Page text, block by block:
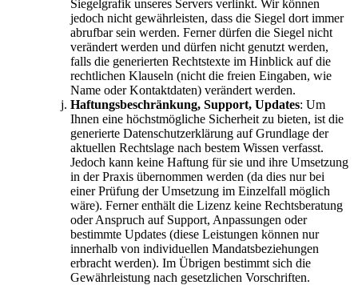
Siegelgrafik unseres Servers verlinkt. Wir können
jedoch nicht gewährleisten, dass die Siegel dort immer
abrufbar sein werden. Ferner dürfen die Siegel nicht
verändert werden und dürfen nicht genutzt werden,
falls die generierten Rechtstexte im Hinblick auf die
rechtlichen Klauseln (nicht die freien Eingaben, wie
Name oder Kontaktdaten) verändert werden.
Haftungsbeschränkung, Support, Updates: Um
Ihnen eine höchstmögliche Sicherheit zu bieten, ist die
generierte Datenschutzerklärung auf Grundlage der
aktuellen Rechtslage nach bestem Wissen verfasst.
Jedoch kann keine Haftung für sie und ihre Umsetzung
in der Praxis übernommen werden (da dies nur bei
einer Prüfung der Umsetzung im Einzelfall möglich
wäre). Ferner enthält die Lizenz keine Rechtsberatung
oder Anspruch auf Support, Anpassungen oder
bestimmte Updates (diese Leistungen können nur
innerhalb von individuellen Mandatsbeziehungen
erbracht werden). Im Übrigen bestimmt sich die
Gewährleistung nach gesetzlichen Vorschriften.